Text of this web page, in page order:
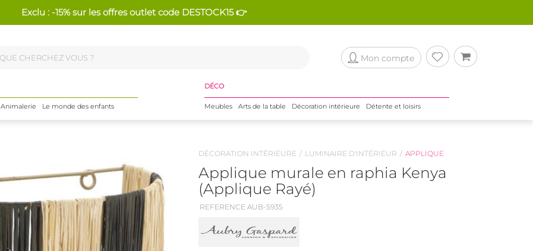
Exclu : -15% sur les offres outlet code DESTOCK15 👉
Mon compte
Animalerie Le monde des enfants
DÉCO
Meubles Arts de la table Décoration intérieure Détente et loisirs
DÉCORATION INTÉRIEURE LUMINAIRE D'INTÉRIEUR APPLIQUE
Applique murale en raphia Kenya
(Applique Rayé)
REFERENCE AUB-5935